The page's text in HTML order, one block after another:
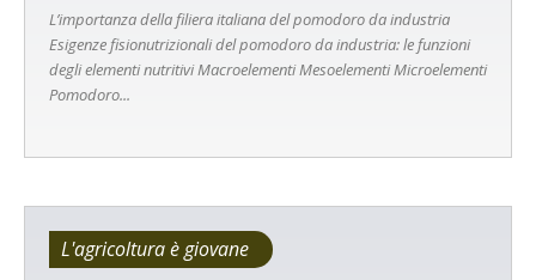
L’importanza della filiera italiana del pomodoro da industria
Esigenze fisionutrizionali del pomodoro da industria: le funzioni
degli elementi nutritivi Macroelementi Mesoelementi Microelementi
Pomodoro...
L'agricoltura è giovane